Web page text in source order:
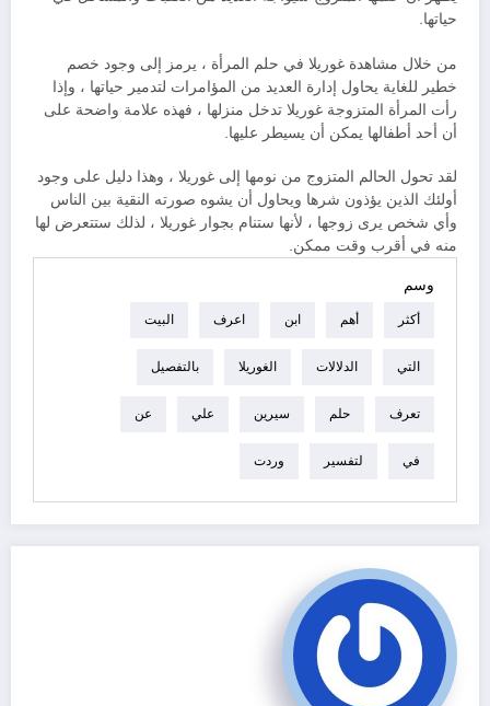
حياتها.
من خلال مشاهدة غوريلا في حلم المرأة ، يرمز إلى وجود خصم
خطير للغاية يحاول إدارة العديد من المؤامرات لتدمير حياتها ، وإذا
رأت المرأة المتزوجة غوريلا تدخل منزلها ، فهذه علامة واضحة على
أن أحد أطفالها يمكن أن يسيطر عليها.
لقد تحول الحالم المتزوج من نومها إلى غوريلا ، وهذا دليل على وجود
أولئك الذين يؤذون شرها ويحاول أن يشوه صورته النقية بين الناس
وأي شخص يرى زوجها ، لأنها ستنام بجوار غوريلا ، لذلك ستتعرض لها
منه في أقرب وقت ممكن.
وسم
أكثر أهم ابن اعرف البيت
التي الدلالات الغوريلا بالتفصيل
تعرف حلم سيرين علي عن
في لتفسير وردت